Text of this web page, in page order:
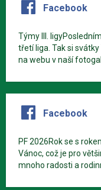
Facebook
Týmy III.
třetí liga. Tak si
na webu v naší
Facebook
PF 2026Rok se s
Vánoc, což je pro
mnoho radosti a